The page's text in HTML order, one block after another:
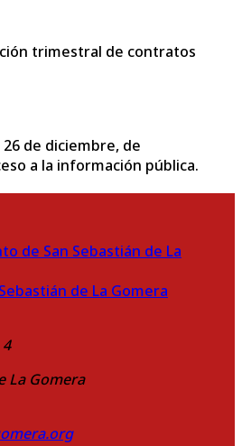
trimestral de contratos
26 de diciembre, de
a la información pública.
de La Gomera
La Gomera